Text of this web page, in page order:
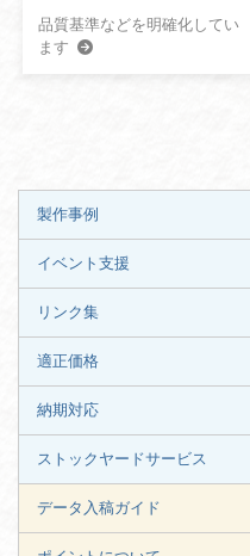
品質基準などを明確化してい
ます
製作事例
イベント支援
リンク集
適正価格
納期対応
ストックヤードサービス
データ入稿ガイド